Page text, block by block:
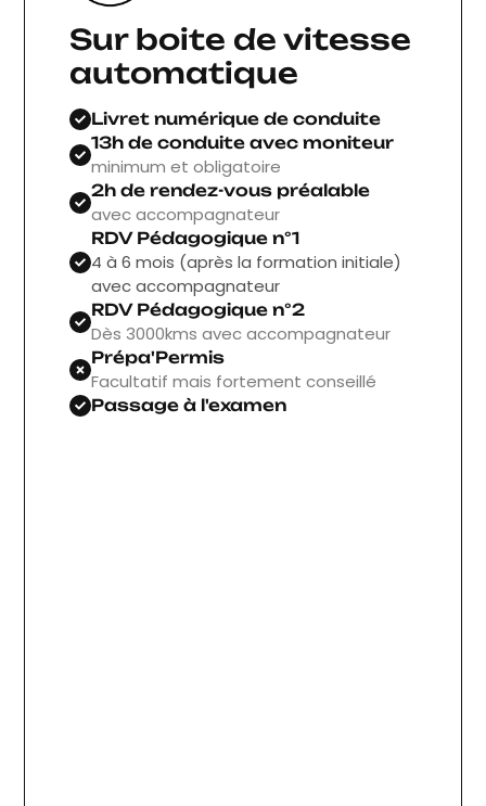
Sur boite de vitesse
automatique
Livret numérique de conduite
13h de conduite avec moniteur
minimum et obligatoire
2h de rendez-vous préalable
avec accompagnateur
RDV Pédagogique n°1
4 à 6 mois (après la formation initiale)
avec accompagnateur
RDV Pédagogique n°2
Dès 3000kms avec accompagnateur
Prépa'Permis
Facultatif mais fortement conseillé
Passage à l'examen